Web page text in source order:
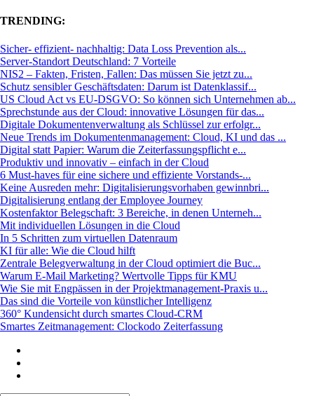
TRENDING:
Sicher- effizient- nachhaltig: Data Loss Prevention als...
Server-Standort Deutschland: 7 Vorteile
NIS2 – Fakten, Fristen, Fallen: Das müssen Sie jetzt zu...
Schutz sensibler Geschäftsdaten: Darum ist Datenklassif...
US Cloud Act vs EU-DSGVO: So können sich Unternehmen ab...
Sprechstunde aus der Cloud: innovative Lösungen für das...
Digitale Dokumentenverwaltung als Schlüssel zur erfolgr...
Neue Trends im Dokumentenmanagement: Cloud, KI und das ...
Digital statt Papier: Warum die Zeiterfassungspflicht e...
Produktiv und innovativ – einfach in der Cloud
6 Must-haves für eine sichere und effiziente Vorstands-...
Keine Ausreden mehr: Digitalisierungsvorhaben gewinnbri...
Digitalisierung entlang der Employee Journey
Kostenfaktor Belegschaft: 3 Bereiche, in denen Unterneh...
Mit individuellen Lösungen in die Cloud
In 5 Schritten zum virtuellen Datenraum
KI für alle: Wie die Cloud hilft
Zentrale Belegverwaltung in der Cloud optimiert die Buc...
Warum E-Mail Marketing? Wertvolle Tipps für KMU
Wie Sie mit Engpässen in der Projektmanagement-Praxis u...
Das sind die Vorteile von künstlicher Intelligenz
360° Kundensicht durch smartes Cloud-CRM
Smartes Zeitmanagement: Clockodo Zeiterfassung